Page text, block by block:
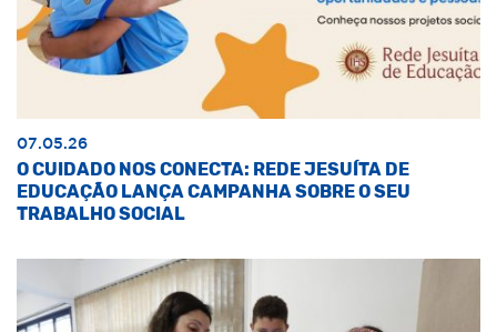
07.05.26
O CUIDADO NOS CONECTA: REDE JESUÍTA DE
EDUCAÇÃO LANÇA CAMPANHA SOBRE O SEU
TRABALHO SOCIAL